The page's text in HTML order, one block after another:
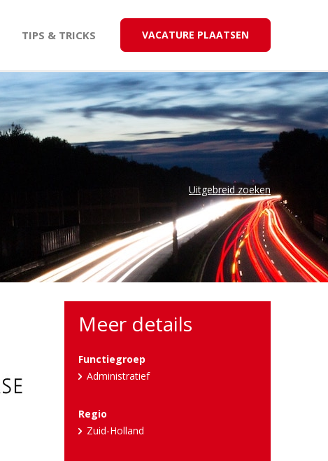
TIPS & TRICKS VACATURE PLAATSEN
Uitgebreid zoeken
Meer details
Functiegroep
Administratief
Regio
Zuid-Holland